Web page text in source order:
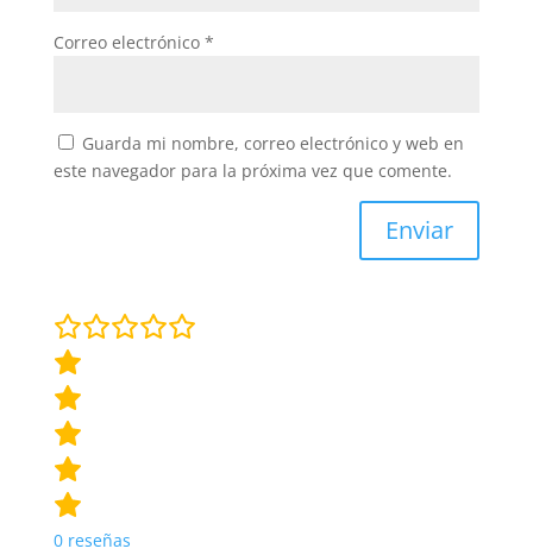
Correo electrónico *
Guarda mi nombre, correo electrónico y web en
este navegador para la próxima vez que comente.
Enviar
0reseñas